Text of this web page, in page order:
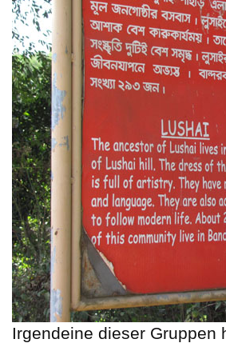
Irgendeine dieser Gruppen